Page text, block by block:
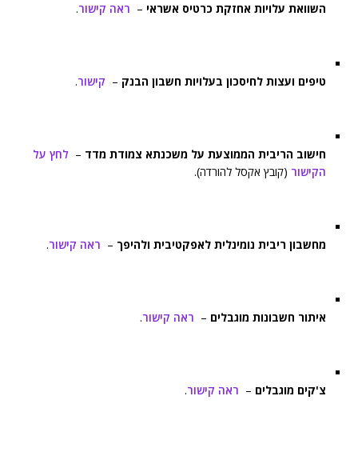
השוואת עלויות אחזקת כרטיס אשראי – ראה קישור.
טיפים ועצות לחיסכון בעלויות חשבון הבנק – קישור.
חישוב הריבית הממוצעת על משכנתא צמודת מדד – לחץ על
הקישור (קובץ אקסל להורדה).
מחשבון ריבית נומינלית לאפקטיבית ולהיפך – ראה קישור.
איתור חשבונות מוגבלים – ראה קישור.
צ'קים מוגבלים – ראה קישור.